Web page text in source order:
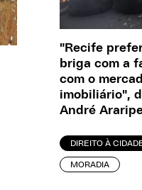
"Recife
briga com a
com o
imobiliário",
André
DIREITO À
MORADIA